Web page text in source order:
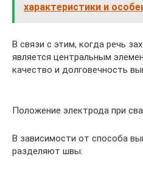
характеристики и
В связи с этим, когда речь
является центральным
качество и долговечность
Положение электрода при
В зависимости от способа
разделяют швы: